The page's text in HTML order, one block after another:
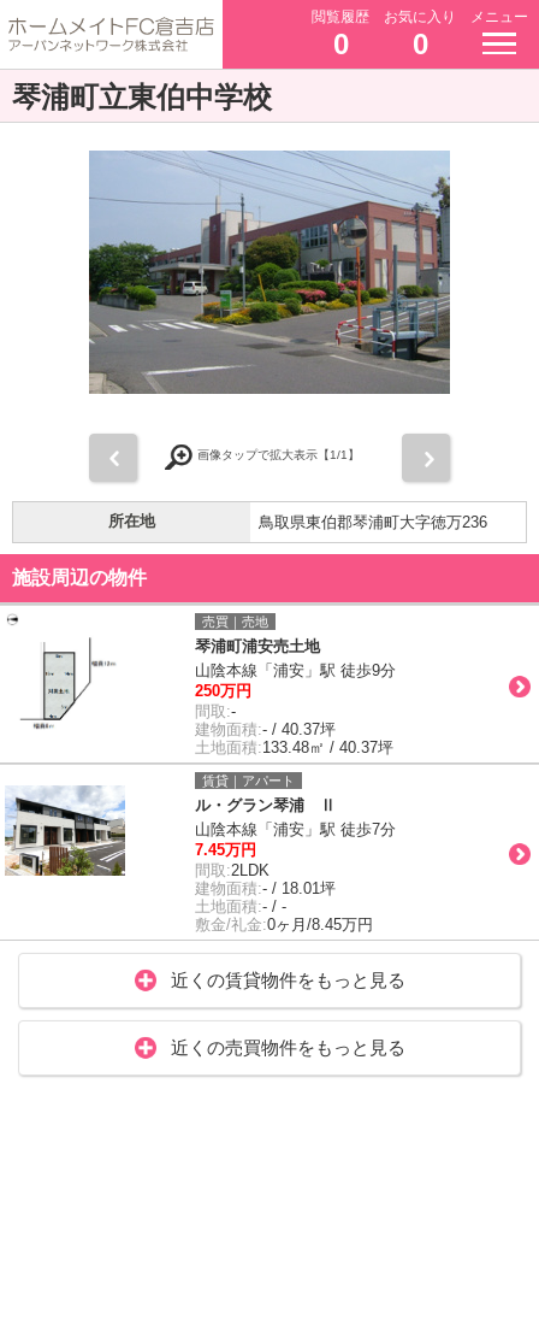
閲覧履歴
0
お気に入り
0
メニュー
琴浦町立東伯中学校
画像タップで拡大表示【1/1】
所在地 鳥取県東伯郡琴浦町大字徳万236
施設周辺の物件
売買｜売地
琴浦町浦安売土地
山陰本線「浦安」駅 徒歩9分
250万円
間取:-
建物面積:- / 40.37坪
土地面積:133.48㎡ / 40.37坪
賃貸｜アパート
ル・グラン琴浦 Ⅱ
山陰本線「浦安」駅 徒歩7分
7.45万円
間取:2LDK
建物面積:- / 18.01坪
土地面積:- / -
敷金/礼金:0ヶ月/8.45万円
近くの賃貸物件をもっと見る
近くの売買物件をもっと見る